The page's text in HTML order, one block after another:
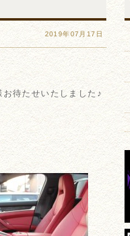
2019年07月17日
お待たせいたしました♪